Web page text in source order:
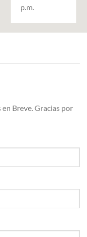
p.m.
Breve. Gracias por